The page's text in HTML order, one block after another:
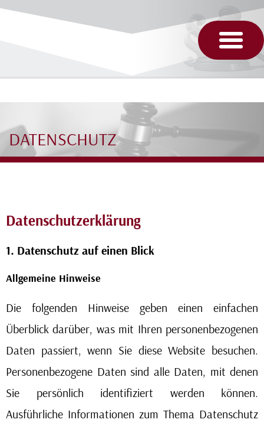
DATENSCHUTZ
Datenschutzerklärung
1. Datenschutz auf einen Blick
Allgemeine Hinweise
Die folgenden Hinweise geben einen einfachen
Überblick darüber, was mit Ihren personenbezogenen
Daten passiert, wenn Sie diese Website besuchen.
Personenbezogene Daten sind alle Daten, mit denen
Sie persönlich identifiziert werden können.
Ausführliche Informationen zum Thema Datenschutz